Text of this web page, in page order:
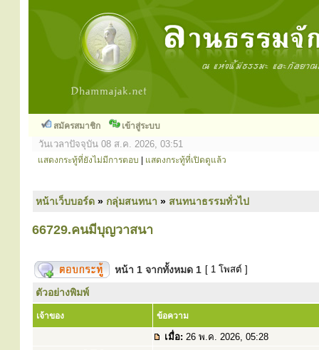
สมัครสมาชิก เข้าสู่ระบบ
วันเวลาปัจจุบัน 08 ส.ค. 2026, 03:51
แสดงกระทู้ที่ยังไม่มีการตอบ แสดงกระทู้ที่เปิดดูแล้ว
หน้าเว็บบอร์ด » กลุ่มสนทนา » สนทนาธรรมทั่วไป
66729.คนมีบุญวาสนา
หน้า 1 จากทั้งหมด 1 [ 1 โพสต์ ]
ตัวอย่างพิมพ์
เจ้าของ ข้อความ
เมื่อ: 26 พ.ค. 2026, 05:28